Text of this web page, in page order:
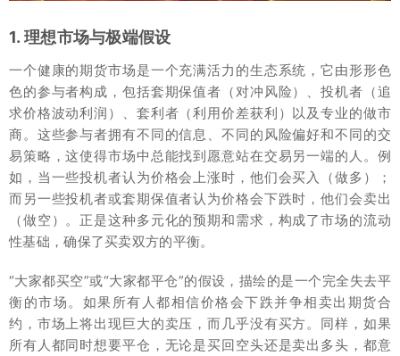
1. 理想市场与极端假设
一个健康的期货市场是一个充满活力的生态系统，它由形形色
色的参与者构成，包括套期保值者（对冲风险）、投机者（追
求价格波动利润）、套利者（利用价差获利）以及专业的做市
商。这些参与者拥有不同的信息、不同的风险偏好和不同的交
易策略，这使得市场中总能找到愿意站在交易另一端的人。例
如，当一些投机者认为价格会上涨时，他们会买入（做多）；
而另一些投机者或套期保值者认为价格会下跌时，他们会卖出
（做空）。正是这种多元化的预期和需求，构成了市场的流动
性基础，确保了买卖双方的平衡。
“大家都买空”或“大家都平仓”的假设，描绘的是一个完全失去平
衡的市场。如果所有人都相信价格会下跌并争相卖出期货合
约，市场上将出现巨大的卖压，而几乎没有买方。同样，如果
所有人都同时想要平仓，无论是买回空头还是卖出多头，都意